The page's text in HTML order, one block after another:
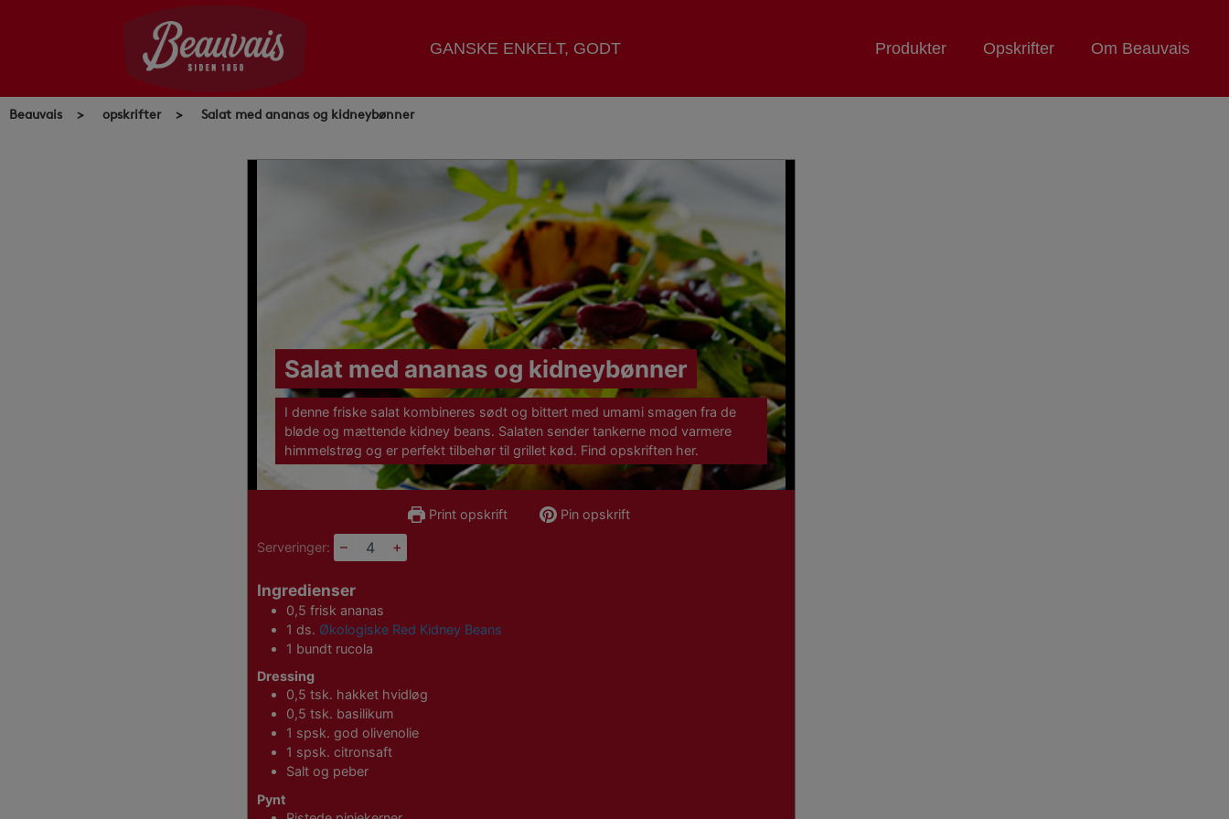
GANSKE ENKELT, GODT Produkter Opskrifter Om Beauvais
Beauvais > opskrifter> Salat med ananas og kidneybønner
Salat med ananas og kidneybønner
I denne friske salat kombineres sødt og bittert med umami smagen fra de
bløde og mættende kidney beans. Salaten sender tankerne mod varmere
himmelstrøg og er perfekt tilbehør til grillet kød. Find opskriften her.
Print opskrift Pin opskrift
Serveringer: – +
Ingredienser
0,5 frisk ananas
1 ds. Økologiske Red Kidney Beans
1 bundt rucola
Dressing
0,5 tsk. hakket hvidløg
0,5 tsk. basilikum
1 spsk. god olivenolie
1 spsk. citronsaft
Salt og peber
Pynt